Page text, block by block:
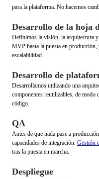
para la plataforma. No hacemos
Desarrollo de la hoja
Definimos la visión, la arquitectura y
MVP hasta la puesta en producción,
escalabilidad.
Desarrollo de
Desarrollamos utilizando una
componentes reutilizables, de
código.
QA
Antes de que nada pase a
capacidades de integración. Gestión
tras la puesta en marcha.
Despliegue